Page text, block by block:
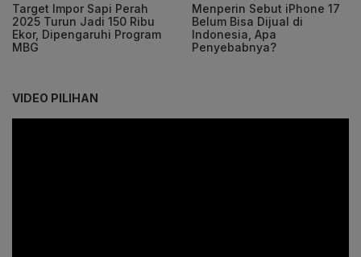
Target Impor Sapi Perah
2025 Turun Jadi 150 Ribu
Ekor, Dipengaruhi Program
MBG
Menperin Sebut iPhone 17
Belum Bisa Dijual di
Indonesia, Apa
Penyebabnya?
VIDEO PILIHAN